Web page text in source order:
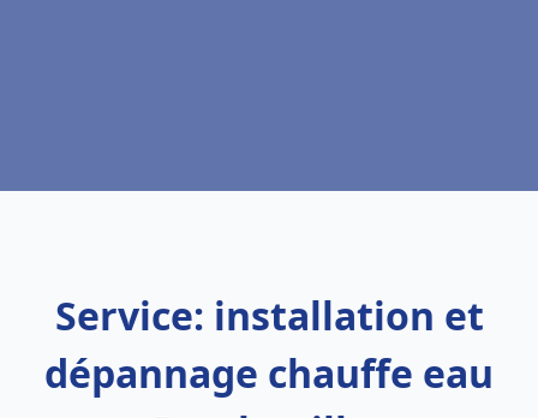
Service: installation et
dépannage chauffe eau